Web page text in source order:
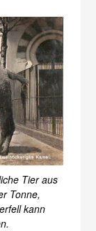
Tier aus
Tonne,
kann